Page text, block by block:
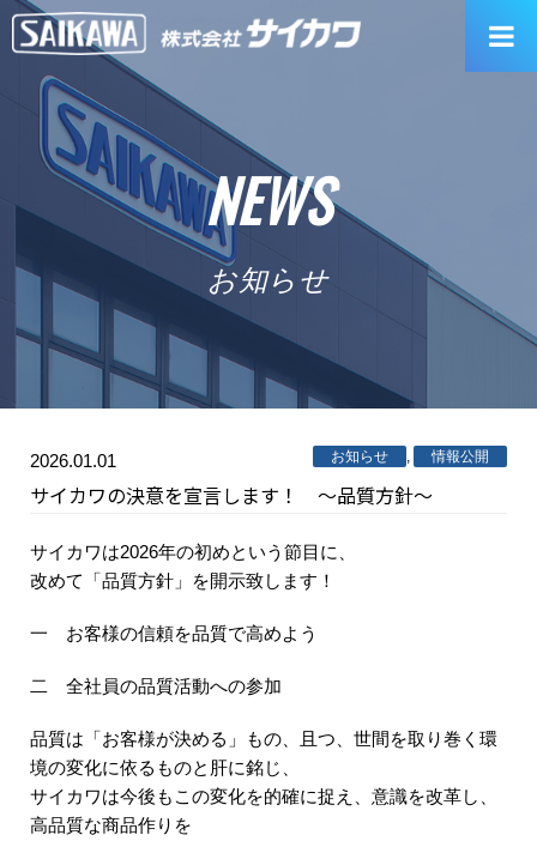
Skip
NEWS
お知らせ
2026.01.01 お知らせ 情報公開
サイカワの決意を宣言します！ ～品質方針～
サイカワは2026年の初めという節目に、
改めて「品質方針」を開示致します！
一 お客様の信頼を品質で高めよう
二 全社員の品質活動への参加
品質は「お客様が決める」もの、且つ、世間を取り巻く環
境の変化に依るものと肝に銘じ、
サイカワは今後もこの変化を的確に捉え、意識を改革し、
高品質な商品作りを